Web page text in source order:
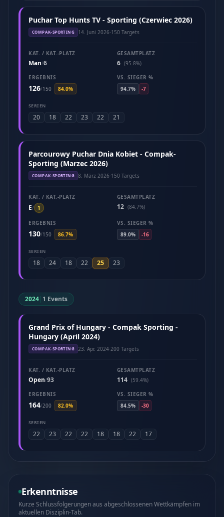
Puchar Top Hunts TV - Sporting (Czerwiec 2026)
COMPAK-SPORTING 14. Juni 2026·150 Targets
KAT. / KAT.-PLATZ
Man/6
GESAMTPLATZ
6 (95.8%)
ERGEBNIS
126/150 84.0%
VS. SIEGER %
94.7%
-7
SERIEN
20 18 22 23 22 21
Parcourowy Puchar Dnia Kobiet - Compak-
Sporting (Marzec 2026)
COMPAK-SPORTING 8. März 2026·150 Targets
KAT. / KAT.-PLATZ
E/ 1
GESAMTPLATZ
12 (84.7%)
ERGEBNIS
130/150 86.7%
VS. SIEGER %
89.0%
-16
SERIEN
18 24 18 22 25 23
2024| 1 Events
Grand Prix of Hungary - Compak Sporting -
Hungary (April 2024)
COMPAK-SPORTING 23. Apr. 2024·200 Targets
KAT. / KAT.-PLATZ
Open/93
GESAMTPLATZ
114 (59.4%)
ERGEBNIS
164/200 82.0%
VS. SIEGER %
84.5%
-30
SERIEN
22 23 22 22 18 18 22 17
Erkenntnisse
Kurze Schlussfolgerungen aus abgeschlossenen Wettkämpfen im
aktuellen Disziplin-Tab.